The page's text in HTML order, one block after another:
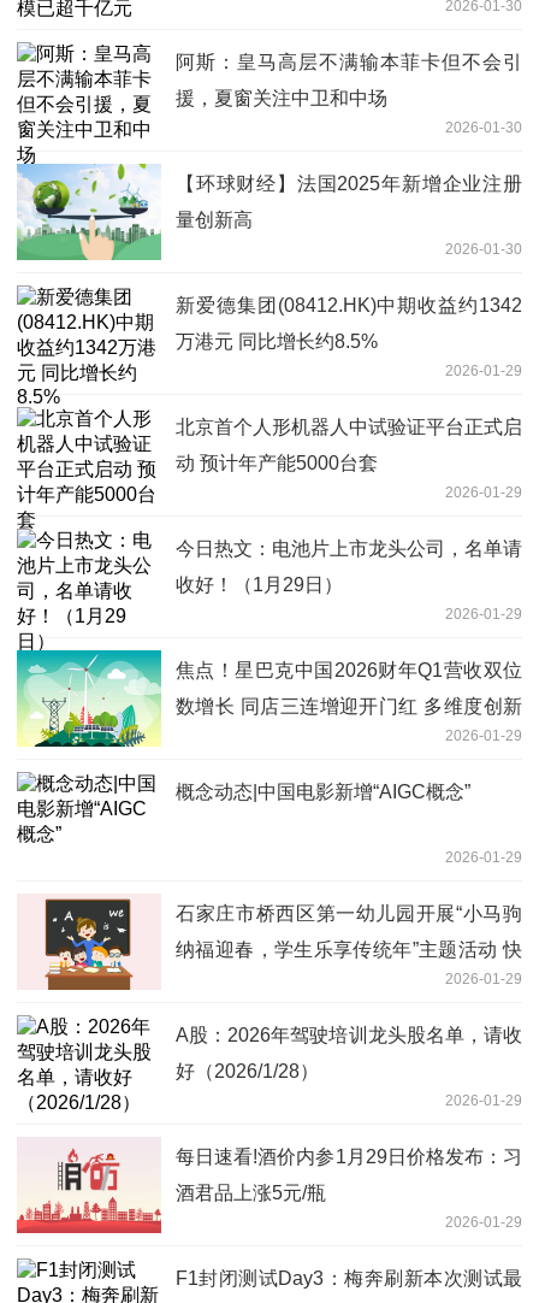
2026-01-30
阿斯：皇马高层不满输本菲卡但不会引
援，夏窗关注中卫和中场
2026-01-30
【环球财经】法国2025年新增企业注册
量创新高
2026-01-30
新爱德集团(08412.HK)中期收益约1342
万港元 同比增长约8.5%
2026-01-29
北京首个人形机器人中试验证平台正式启
动 预计年产能5000台套
2026-01-29
今日热文：电池片上市龙头公司，名单请
收好！（1月29日）
2026-01-29
焦点！星巴克中国2026财年Q1营收双位
数增长 同店三连增迎开门红 多维度创新
2026-01-29
概念动态|中国电影新增“AIGC概念”
2026-01-29
石家庄市桥西区第一幼儿园开展“小马驹
纳福迎春，学生乐享传统年”主题活动 快
2026-01-29
A股：2026年驾驶培训龙头股名单，请收
好（2026/1/28）
2026-01-29
每日速看!酒价内参1月29日价格发布：习
酒君品上涨5元/瓶
2026-01-29
F1封闭测试Day3：梅奔刷新本次测试最